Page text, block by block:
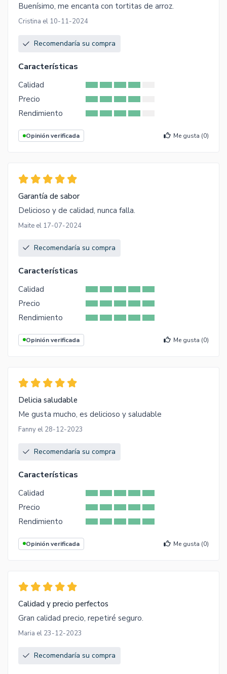
Buenísimo, me encanta con tortitas de arroz.
Cristina el 10-11-2024
Recomendaría su compra
Características
Calidad
Precio
Rendimiento
Opinión verificada Me gusta (0)
Garantía de sabor
Delicioso y de calidad, nunca falla.
Maite el 17-07-2024
Recomendaría su compra
Características
Calidad
Precio
Rendimiento
Opinión verificada Me gusta (0)
Delicia saludable
Me gusta mucho, es delicioso y saludable
Fanny el 28-12-2023
Recomendaría su compra
Características
Calidad
Precio
Rendimiento
Opinión verificada Me gusta (0)
Calidad y precio perfectos
Gran calidad precio, repetiré seguro.
Maria el 23-12-2023
Recomendaría su compra